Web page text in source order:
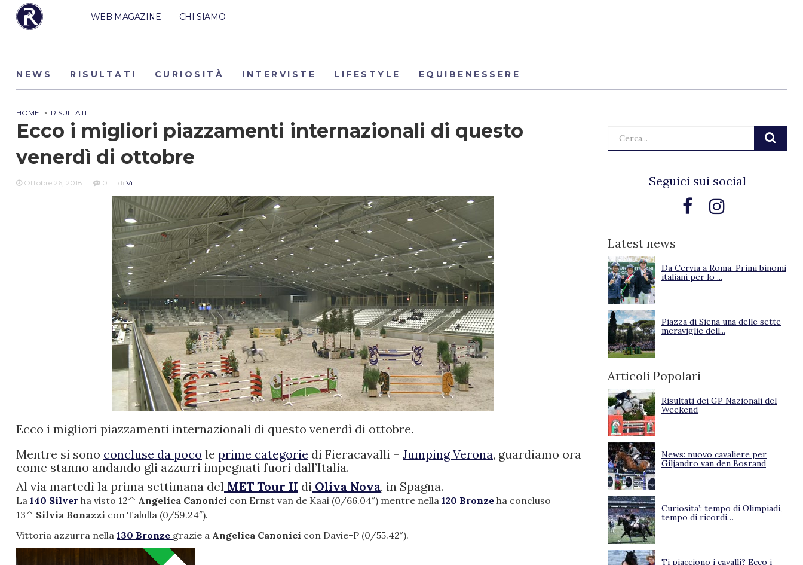
WEB MAGAZINE CHI SIAMO
NEWS RISULTATI CURIOSITÀ INTERVISTE LIFESTYLE EQUIBENESSERE
HOME > RISULTATI
Ecco i migliori piazzamenti internazionali di questo
venerdì di ottobre
Ottobre 26, 2018 0 di Vi
Ecco i migliori piazzamenti internazionali di questo venerdì di ottobre.
Mentre si sono concluse da poco le prime categorie di Fieracavalli – Jumping Verona, guardiamo ora
come stanno andando gli azzurri impegnati fuori dall’Italia.
Al via martedì la prima settimana del MET Tour II di Oliva Nova, in Spagna.
La 140 Silver ha visto 12^ Angelica Canonici con Ernst van de Kaai (0/66.04″) mentre nella 120 Bronze ha concluso
13^ Silvia Bonazzi con Talulla (0/59.24″).
Vittoria azzurra nella 130 Bronze grazie a Angelica Canonici con Davie-P (0/55.42″).
Seguici sui social
Latest news
Da Cervia a Roma. Primi binomi
italiani per lo ...
Piazza di Siena una delle sette
meraviglie dell...
Articoli Popolari
Risultati dei GP Nazionali del
Weekend
News: nuovo cavaliere per
Giljandro van den Bosrand
Curiosita’: tempo di Olimpiadi,
tempo di ricordi…
Ti piacciono i cavalli? Ecco i